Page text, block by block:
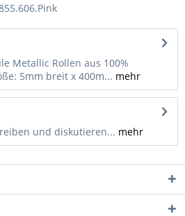
Metallic Rollen aus 100%
5mm breit x 400m... mehr
und diskutieren... mehr